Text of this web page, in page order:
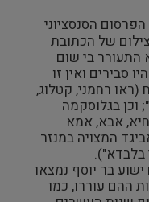
הסנסציוני
של הכתובת
התעורר בי שום
סבירים ואין זו
רחמני, קטלוג,
וכן בגלוסקמה
אבא, אמא
המצויה במנזר
בלבדא").
בר יוסף נמצאו
ההם עוררו, כמו